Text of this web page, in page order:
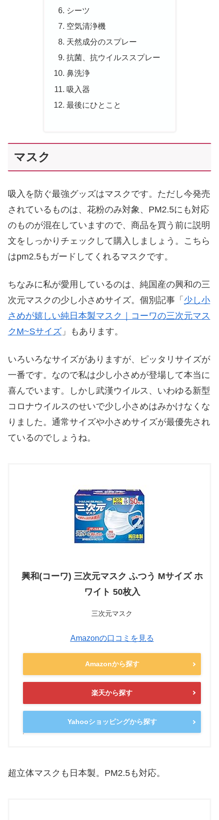
シーツ
空気清浄機
天然成分のスプレー
抗菌、抗ウイルススプレー
鼻洗浄
吸入器
最後にひとこと
マスク
吸入を防ぐ最強グッズはマスクです。ただし今発売
されているものは、花粉のみ対象、PM2.5にも対応
のものが混在していますので、商品を買う前に説明
文をしっかりチェックして購入しましょう。こちら
はpm2.5もガードしてくれるマスクです。
ちなみに私が愛用しているのは、純国産の興和の三
次元マスクの少し小さめサイズ。個別記事「 少し小
さめが嬉しい純日本製マスク｜コーワの三次元マス
クM~Sサイズ 」もあります。
いろいろなサイズがありますが、ピッタリサイズが
一番です。なので私は少し小さめが登場して本当に
喜んでいます。しかし武漢ウイルス、いわゆる新型
コロナウイルスのせいで少し小さめはみかけなくな
りました。通常サイズや小さめサイズが最優先され
ているのでしょうね。
興和(コーワ) 三次元マスク ふつう Mサイズ ホ
ワイト 50枚入
三次元マスク
Amazonの口コミを見る
Amazonから探す
楽天から探す
Yahooショッピングから探す
超立体マスクも日本製。PM2.5も対応。